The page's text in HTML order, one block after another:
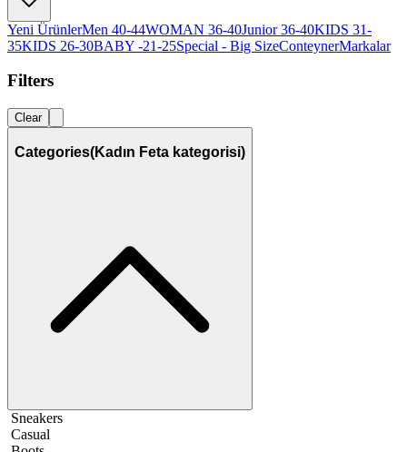
Yeni ÜrünlerMen 40-44WOMAN 36-40Junior 36-40KIDS 31-
35KIDS 26-30BABY -21-25Special - Big SizeConteynerMarkalar
Filters
Clear
Categories(Kadın Feta kategorisi)
Sneakers
Casual